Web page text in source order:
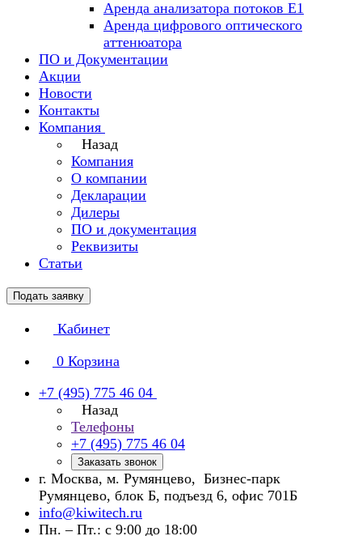
Аренда анализатора потоков Е1
Аренда цифрового оптического
аттенюатора
ПО и Документации
Акции
Новости
Контакты
Компания
Назад
Компания
О компании
Декларации
Дилеры
ПО и документация
Реквизиты
Статьи
Подать заявку
Кабинет
0 Корзина
+7 (495) 775 46 04
Назад
Телефоны
+7 (495) 775 46 04
Заказать звонок
г. Москва, м. Румянцево, Бизнес-парк
Румянцево, блок Б, подъезд 6, офис 701Б
info@kiwitech.ru
Пн. – Пт.: с 9:00 до 18:00